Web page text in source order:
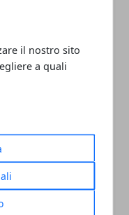
il nostro sito
a quali
rivoluzione di Linkware